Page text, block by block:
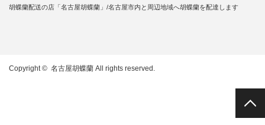
胡蝶蘭配送の店「名古屋胡蝶蘭」/名古屋市内と周辺地域へ胡蝶蘭を配達します
Copyright © 名古屋胡蝶蘭 All rights reserved.